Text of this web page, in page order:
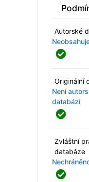
Autorské
Originální
Není
databází
Zvláštní
databáze